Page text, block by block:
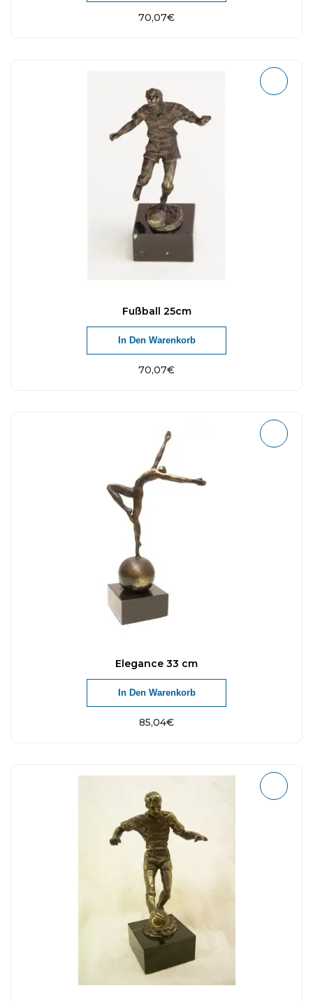
70,07€
Fußball 25cm
70,07€
In Den Warenkorb
Elegance 33 cm
85,04€
In Den Warenkorb